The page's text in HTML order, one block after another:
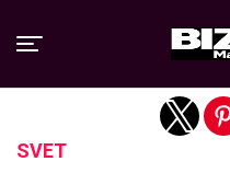
SVET
Exit